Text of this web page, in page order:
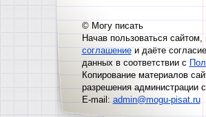
© Могу писать
Начав пользоваться
соглашениеи даёте
данных в соответствии с
Копирование материалов
разрешения администрации
E-mail:admin@mogu-pisat.ru